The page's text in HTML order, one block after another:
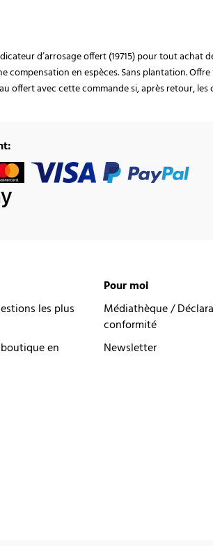
d’arrosage offert (19715) pour tout achat
en espèces. Sans plantation.
offert avec cette commande si, après retour,
les plus
en
Pour moi
Médiathèque /
conformité
Newsletter